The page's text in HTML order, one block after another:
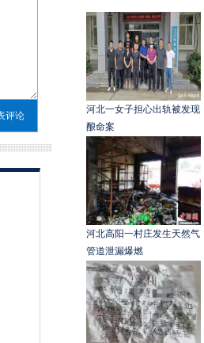
河北一女子担心出轨被发现
酿命案
河北高阳一村庄发生天然气
管道泄漏爆燃